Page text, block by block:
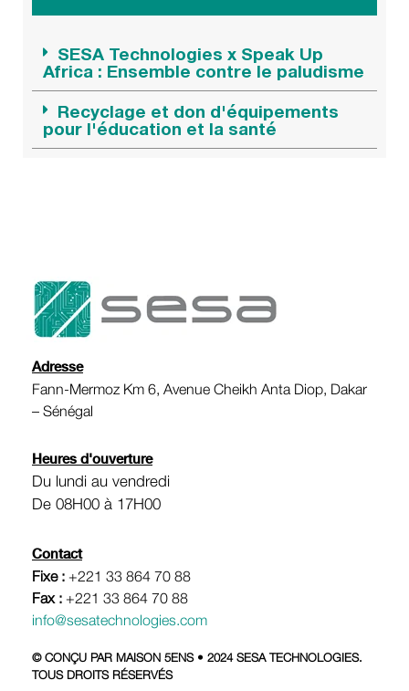
SESA Technologies x Speak Up
Africa : Ensemble contre le paludisme
Recyclage et don d'équipements
pour l'éducation et la santé
Adresse
Fann-Mermoz Km 6, Avenue Cheikh Anta Diop, Dakar
– Sénégal
Heures d'ouverture
Du lundi au vendredi
De 08H00 à 17H00
Contact
Fixe : +221 33 864 70 88
Fax : +221 33 864 70 88
info@sesatechnologies.com
© CONÇU PAR MAISON 5ENS • 2024 SESA TECHNOLOGIES.
TOUS DROITS RÉSERVÉS